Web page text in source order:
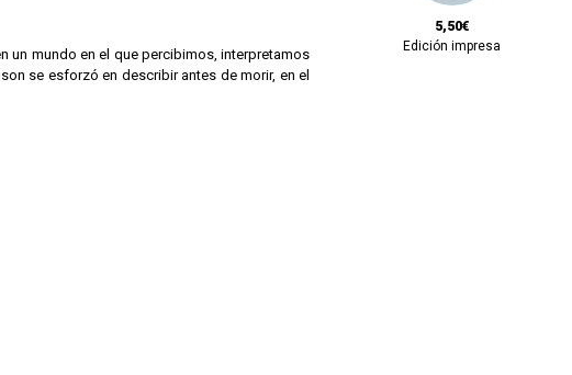
un mundo en el que percibimos, interpretamos
se esforzó en describir antes de morir, en el
5,50€
Edición impresa